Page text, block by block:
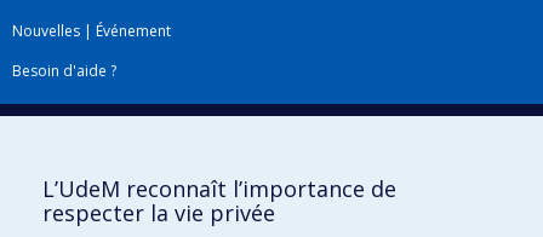
Nouvelles | Événement
Besoin d'aide ?
Plan du site|Accessibilité
L’UdeM reconnaît l’importance de
respecter la vie privée